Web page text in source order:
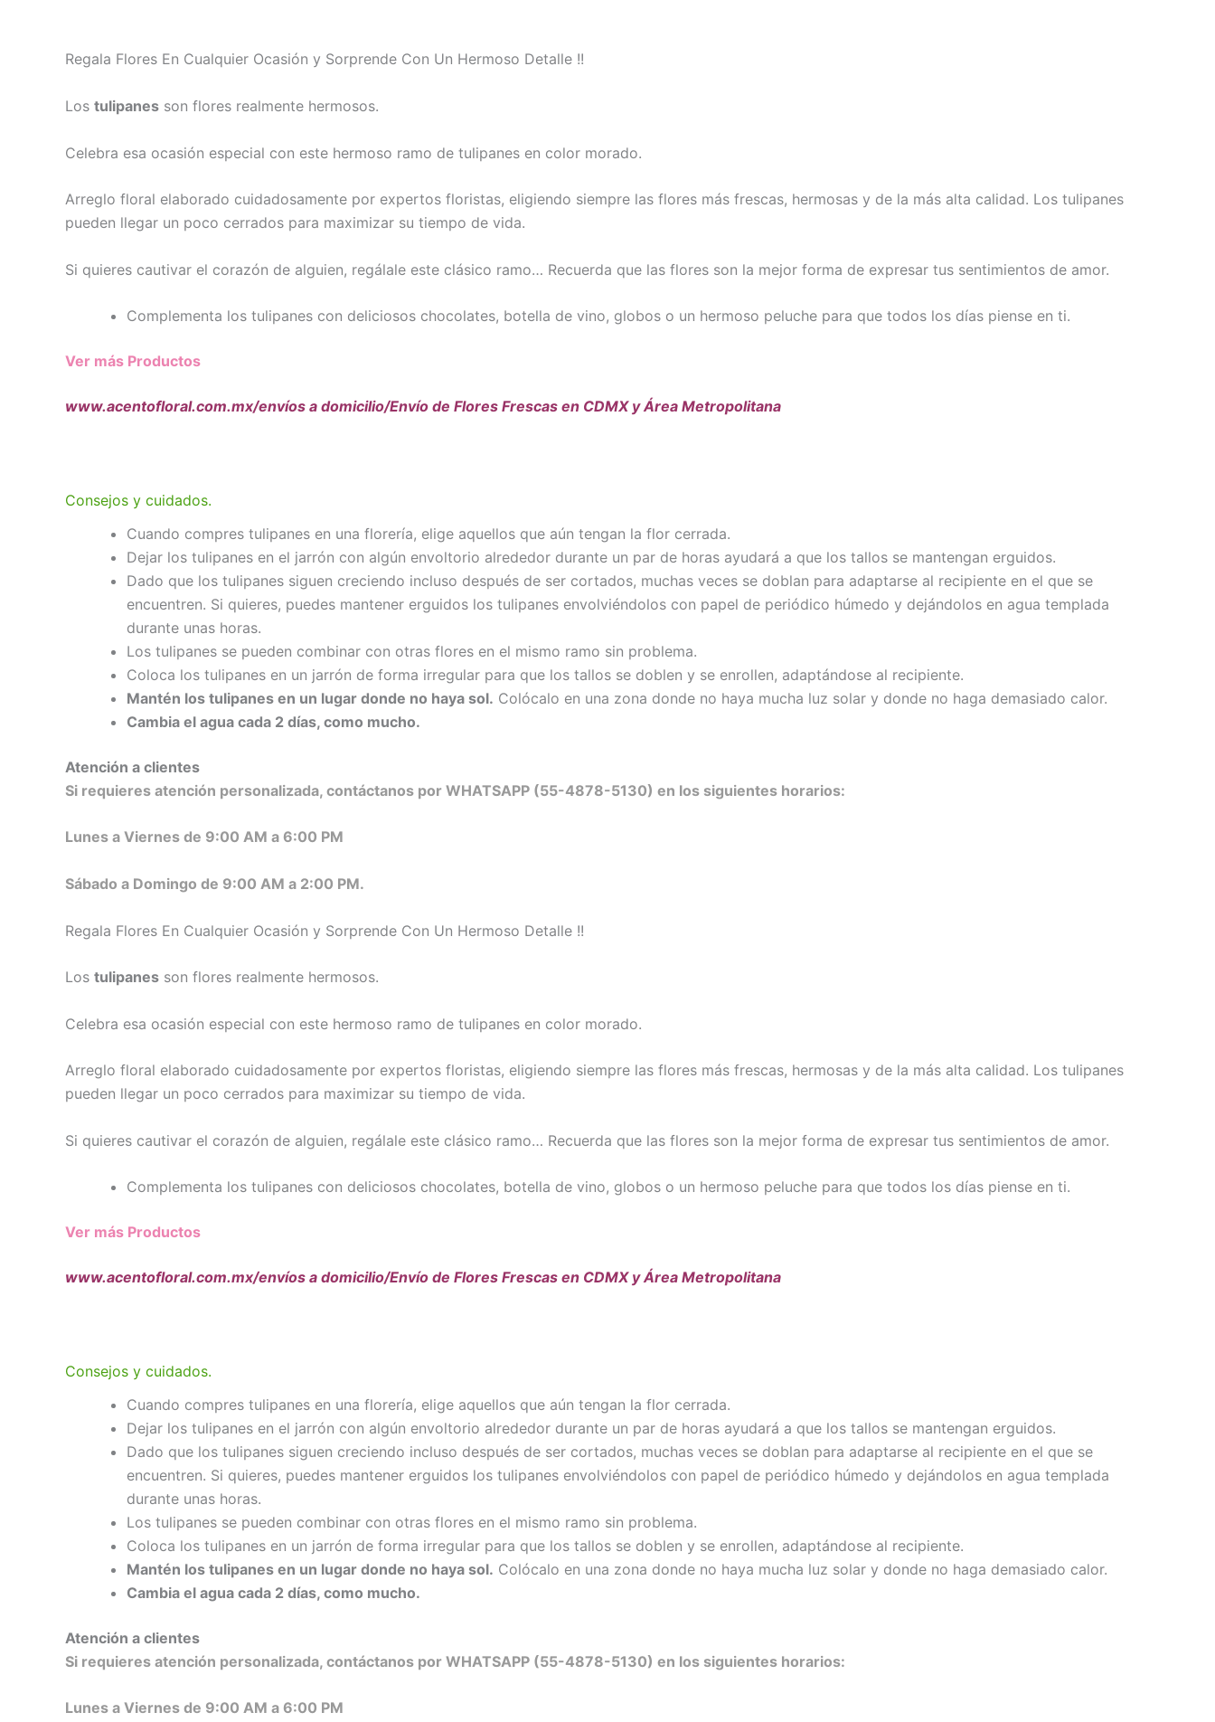
Regala Flores En Cualquier Ocasión y Sorprende Con Un Hermoso Detalle !!
Los tulipanes son flores realmente hermosos.
Celebra esa ocasión especial con este hermoso ramo de tulipanes en color morado.
Arreglo floral elaborado cuidadosamente por expertos floristas, eligiendo siempre las flores más frescas, hermosas y de la más alta calidad. Los tulipanes
pueden llegar un poco cerrados para maximizar su tiempo de vida.
Si quieres cautivar el corazón de alguien, regálale este clásico ramo… Recuerda que las flores son la mejor forma de expresar tus sentimientos de amor.
Complementa los tulipanes con deliciosos chocolates, botella de vino, globos o un hermoso peluche para que todos los días piense en ti.
Ver más Productos
www.acentofloral.com.mx/envíos a domicilio/Envío de Flores Frescas en CDMX y Área Metropolitana
Consejos y cuidados.
Cuando compres tulipanes en una florería, elige aquellos que aún tengan la flor cerrada.
Dejar los tulipanes en el jarrón con algún envoltorio alrededor durante un par de horas ayudará a que los tallos se mantengan erguidos.
Dado que los tulipanes siguen creciendo incluso después de ser cortados, muchas veces se doblan para adaptarse al recipiente en el que se
encuentren. Si quieres, puedes mantener erguidos los tulipanes envolviéndolos con papel de periódico húmedo y dejándolos en agua templada
durante unas horas.
Los tulipanes se pueden combinar con otras flores en el mismo ramo sin problema.
Coloca los tulipanes en un jarrón de forma irregular para que los tallos se doblen y se enrollen, adaptándose al recipiente.
Mantén los tulipanes en un lugar donde no haya sol. Colócalo en una zona donde no haya mucha luz solar y donde no haga demasiado calor.
Cambia el agua cada 2 días, como mucho.
Atención a clientes
Si requieres atención personalizada, contáctanos por WHATSAPP (55-4878-5130) en los siguientes horarios:
Lunes a Viernes de 9:00 AM a 6:00 PM
Sábado a Domingo de 9:00 AM a 2:00 PM.
Regala Flores En Cualquier Ocasión y Sorprende Con Un Hermoso Detalle !!
Los tulipanes son flores realmente hermosos.
Celebra esa ocasión especial con este hermoso ramo de tulipanes en color morado.
Arreglo floral elaborado cuidadosamente por expertos floristas, eligiendo siempre las flores más frescas, hermosas y de la más alta calidad. Los tulipanes
pueden llegar un poco cerrados para maximizar su tiempo de vida.
Si quieres cautivar el corazón de alguien, regálale este clásico ramo… Recuerda que las flores son la mejor forma de expresar tus sentimientos de amor.
Complementa los tulipanes con deliciosos chocolates, botella de vino, globos o un hermoso peluche para que todos los días piense en ti.
Ver más Productos
www.acentofloral.com.mx/envíos a domicilio/Envío de Flores Frescas en CDMX y Área Metropolitana
Consejos y cuidados.
Cuando compres tulipanes en una florería, elige aquellos que aún tengan la flor cerrada.
Dejar los tulipanes en el jarrón con algún envoltorio alrededor durante un par de horas ayudará a que los tallos se mantengan erguidos.
Dado que los tulipanes siguen creciendo incluso después de ser cortados, muchas veces se doblan para adaptarse al recipiente en el que se
encuentren. Si quieres, puedes mantener erguidos los tulipanes envolviéndolos con papel de periódico húmedo y dejándolos en agua templada
durante unas horas.
Los tulipanes se pueden combinar con otras flores en el mismo ramo sin problema.
Coloca los tulipanes en un jarrón de forma irregular para que los tallos se doblen y se enrollen, adaptándose al recipiente.
Mantén los tulipanes en un lugar donde no haya sol. Colócalo en una zona donde no haya mucha luz solar y donde no haga demasiado calor.
Cambia el agua cada 2 días, como mucho.
Atención a clientes
Si requieres atención personalizada, contáctanos por WHATSAPP (55-4878-5130) en los siguientes horarios:
Lunes a Viernes de 9:00 AM a 6:00 PM